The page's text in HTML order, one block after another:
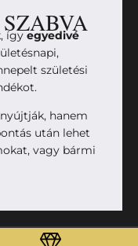
ígyegyedivé
születési
hanem
után lehet
vagy bármi